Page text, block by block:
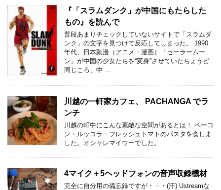
『「スラムダンク」が中国にもたらした
もの』を読んで
普段あまりチェックしていないサイトで「スラムダ
ンク」の文字を見つけて反応してしまった。 1990
年代、日本動漫（アニメ・漫画）「セーラームー
ン」が中国の少女たちを“変身”させていたちょうど
同じころ、中 …
川越の一軒家カフェ、 PACHANGA でラ
ンチ
川越の町中にこんな素敵な空間があるとは！ ベーコ
ン・ルッコラ・フレッシュトマトのパスタを食しま
した。オシャレマイウーでした。
4マイク＋5ヘッドフォンの音声収録機材
完全に自分用の備忘録ですが・・・(汗) Ustreamな